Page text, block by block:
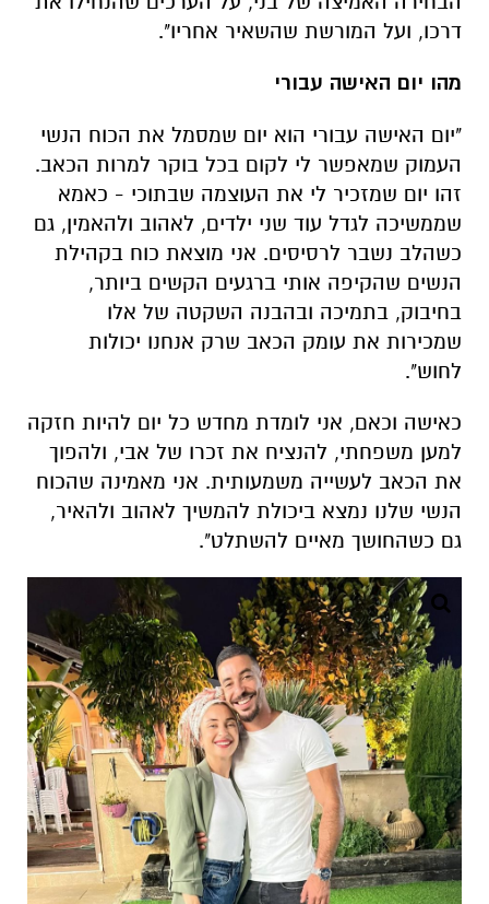
"יום האישה עבורי הוא יום שמסמל את הכוח הנשי
זהו יום שמזכיר לי את העוצמה שבתוכי - כאמא
כשהלב נשבר לרסיסים. אני מוצאת כוח בקהילת
הנשים שהקיפה אותי ברגעים הקשים ביותר,
בחיבוק, בתמיכה ובהבנה השקטה של אלו
שמכירות את עומק הכאב שרק אנחנו יכולות
לחוש".
כאישה וכאם, אני לומדת מחדש כל יום להיות חזקה
למען משפחתי, להנציח את זכרו של אבי, ולהפוך
את הכאב לעשייה משמעותית. אני מאמינה שהכוח
גם כשהחושך מאיים להשתלט".